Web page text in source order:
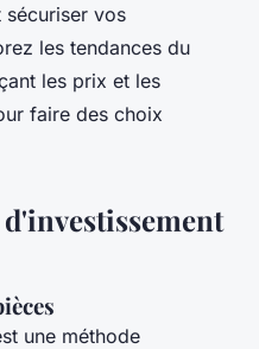
sécuriser vos
les tendances du
les prix et les
faire des choix
une méthode